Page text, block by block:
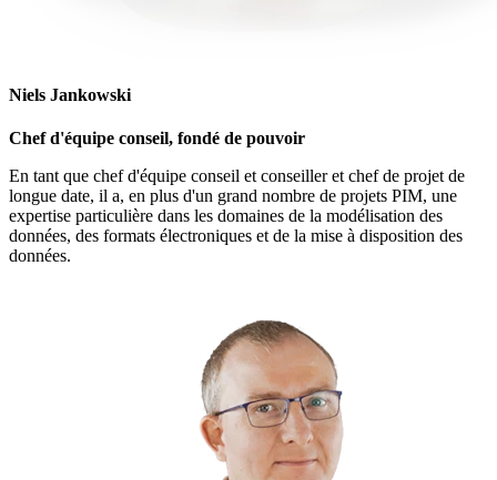
Niels Jankowski
Chef d'équipe conseil, fondé de pouvoir
En tant que chef d'équipe conseil et conseiller et chef de projet de
longue date, il a, en plus d'un grand nombre de projets PIM, une
expertise particulière dans les domaines de la modélisation des
données, des formats électroniques et de la mise à disposition des
données.